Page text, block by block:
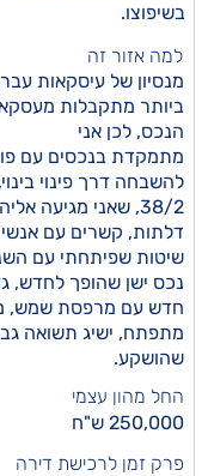
בשיפוצו.
למה אזור זה
מנסיון של עיסקאות
ביותר מתקבלות
הנכס, לכן אני
מתמקדת בנכסים עם
38/2, שאני מגיעה
דלתות, קשרים עם
שיטות שפיתחתי עם
נכס ישן שהופך לחדש,
חדש עם מרפסת שמש,
מתפתח, ישיג תשואה
שהושקע.
החל מהון עצמי
250,000 ש"ח
פרק זמן לרכישת דירה